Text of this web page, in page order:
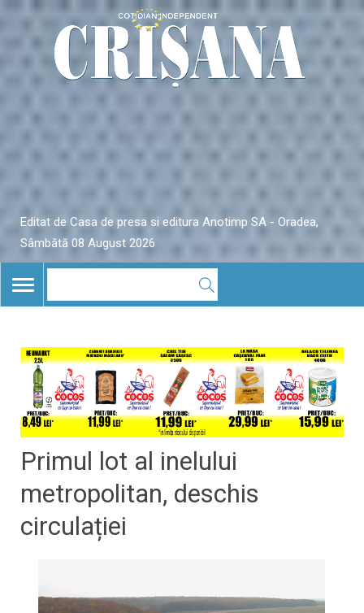
Editat de Casa de presa si editura Anotimp SA - Oradea,
Sâmbătă 08 August 2026
TOGGLE
NAVIGATION
Primul lot al inelului
metropolitan, deschis
circulației